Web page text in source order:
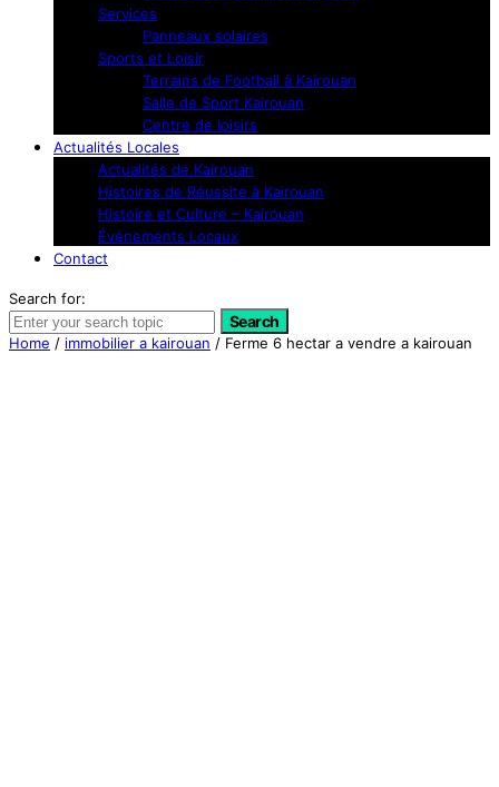
Services
Panneaux solaires
Sports et Loisir
Terrains de Football à Kairouan
Salle de Sport Kairouan
Centre de loisirs
Actualités Locales
Actualités de Kairouan
Histoires de Réussite à Kairouan
Histoire et Culture – Kairouan
Événements Locaux
Contact
Search for:
Search
Home / immobilier a kairouan / Ferme 6 hectar a vendre a kairouan